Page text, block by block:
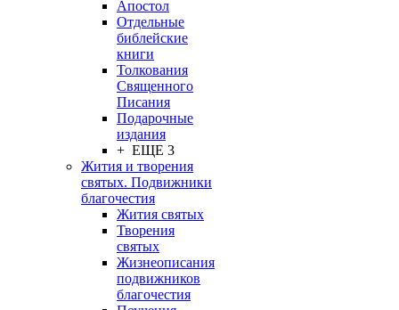
Апостол
Отдельные
библейские
книги
Толкования
Священного
Писания
Подарочные
издания
+ ЕЩЕ 3
Жития и творения
святых. Подвижники
благочестия
Жития святых
Творения
святых
Жизнеописания
подвижников
благочестия